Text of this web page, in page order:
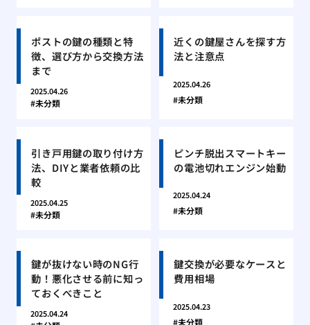
ポストの鍵の種類と特
徴、選び方から交換方法
まで
2025.04.26
未分類
近くの鍵屋さんを探す方
法と注意点
2025.04.26
未分類
引き戸用鍵の取り付け方
法、DIYと業者依頼の比
較
2025.04.25
未分類
ピンチ脱出スマートキー
の電池切れエンジン始動
2025.04.24
未分類
鍵が抜けない時のNG行
動！悪化させる前に知っ
ておくべきこと
2025.04.24
鍵交換が必要なケースと
費用相場
2025.04.23
未分類